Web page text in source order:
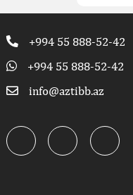
+994 55 888-52-42
+994 55 888-52-42
info@aztibb.az